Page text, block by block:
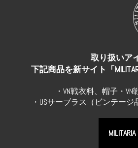
売り切れ
取り扱いア
下記商品を新サイト「
・VN戦衣料、帽子・
・USサーブラス（ビンテー